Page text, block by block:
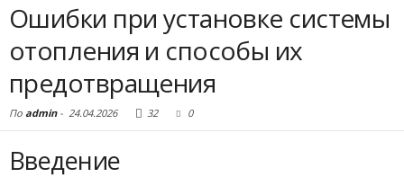
Ошибки при установке системы
отопления и способы их
предотвращения
По admin- 24.04.2026 32 0
Введение